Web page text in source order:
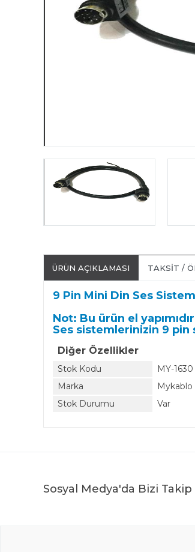
ÜRÜN AÇIKLAMASI TAKSIT /
9 Pin Mini Din Ses
Not: Bu ürün el
Ses sistemlerinizin 9 pin
Diğer Özellikler
Stok Kodu
MY-1630
Marka
Mykablo
Stok Durumu
Var
Sosyal Medya'da Bizi Takip